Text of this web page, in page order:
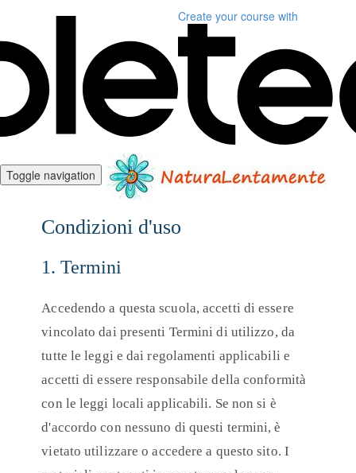
Create your course with
Toggle navigation
Condizioni d'uso
1. Termini
Accedendo a questa scuola, accetti di essere
vincolato dai presenti Termini di utilizzo, da
tutte le leggi e dai regolamenti applicabili e
accetti di essere responsabile della conformità
con le leggi locali applicabili. Se non si è
d'accordo con nessuno di questi termini, è
vietato utilizzare o accedere a questo sito. I